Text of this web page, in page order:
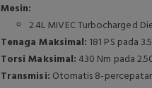
Mesin:
2.4L MIVEC Turbocharged
Tenaga Maksimal: 181 PS pada
Torsi Maksimal: 430 Nm pada
Transmisi: Otomatis 8-